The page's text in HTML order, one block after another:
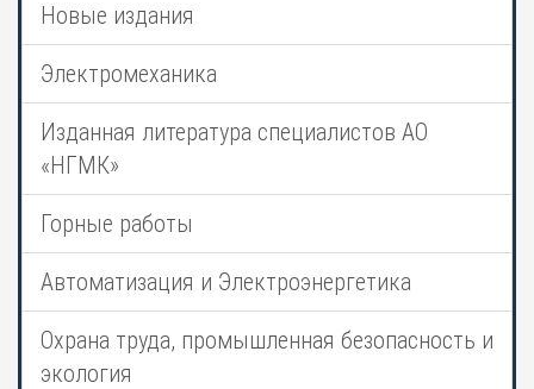
Новые издания
Электромеханика
Изданная литература специалистов АО
«НГМК»
Горные работы
Автоматизация и Электроэнергетика
Охрана труда, промышленная безопасность и
экология